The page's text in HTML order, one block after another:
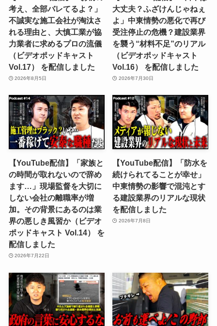
考え、全部バレてるよ？」
不誠実な施工会社が淘汰さ
れる理由と、大慎工業が協
力業者に求めるプロの流儀
（ビデオポッドキャスト
Vol.17） を配信しました
2026年8月5日
大丈夫？ふざけんじゃねぇ
よ」中東情勢の悪化で再び
受注停止の危機？建設業界
を襲う“材料不足”のリアル
（ビデオポッドキャスト
Vol.16） を配信しました
2026年7月30日
【YouTube配信】「家族と
の時間が取れないので辞め
ます…」現場監督を大切に
しない会社の離職率が増
加。その背景にあるのは業
界の悪しき風習か（ビデオ
ポッドキャスト Vol.14） を
配信しました
2026年7月22日
【YouTube配信】「防水を
続けられてることが幸せ」
中東情勢の影響で混沌とす
る建設業界のリアルな現状
を配信しました
2026年7月8日